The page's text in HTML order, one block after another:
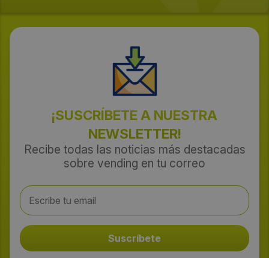
¡SUSCRÍBETE A NUESTRA
NEWSLETTER!
Recibe todas las noticias más destacadas
sobre vending en tu correo